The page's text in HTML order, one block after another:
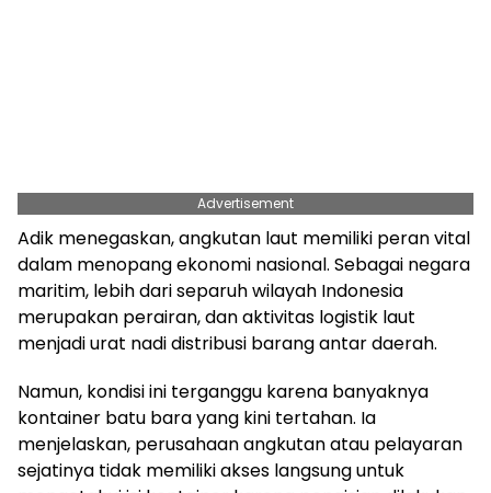
Advertisement
Adik menegaskan, angkutan laut memiliki peran vital
dalam menopang ekonomi nasional. Sebagai negara
maritim, lebih dari separuh wilayah Indonesia
merupakan perairan, dan aktivitas logistik laut
menjadi urat nadi distribusi barang antar daerah.
Namun, kondisi ini terganggu karena banyaknya
kontainer batu bara yang kini tertahan. Ia
menjelaskan, perusahaan angkutan atau pelayaran
sejatinya tidak memiliki akses langsung untuk